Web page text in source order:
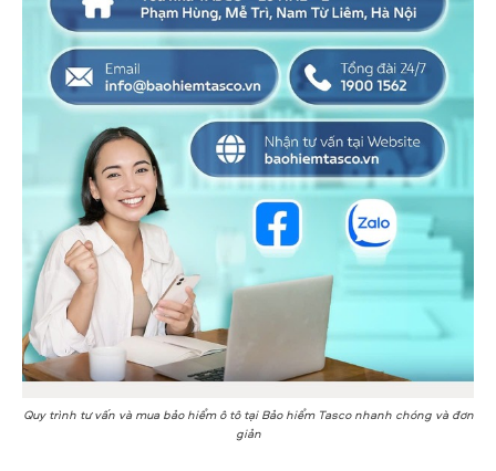
Quy trình tư vấn và mua bảo hiểm ô tô tại Bảo hiểm Tasco nhanh chóng và đơn
giản